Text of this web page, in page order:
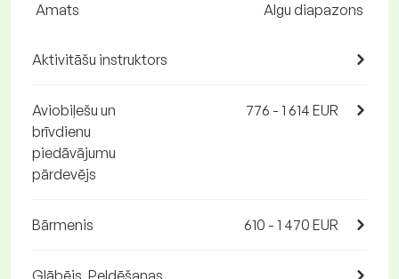
Amats Algu diapazons
Aktivitāšu instruktors
Aviobiļešu un
brīvdienu
piedāvājumu
pārdevējs
776 - 1 614 EUR
Bārmenis 610 - 1 470 EUR